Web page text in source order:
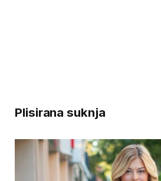
Plisirana suknja